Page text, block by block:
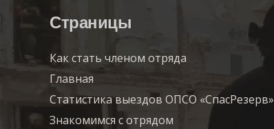
Страницы
Как стать членом отряда
Главная
Статистика выездов ОПСО «СпасРезерв»
Знакомимся с отрядом